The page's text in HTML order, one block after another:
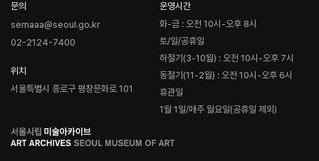
문의
semaaa@seoul.go.kr
02-2124-7400
위치
서울특별시 종로구 평창문화로 101
운영시간
화-금 : 오전 10시-오후 8시
토/일/공휴일
하절기(3-10월) : 오전 10시-오후 7시
동절기(11-2월) : 오전 10시-오후 6시
휴관일
1월 1일/매주 월요일(공휴일 제외)
로
고